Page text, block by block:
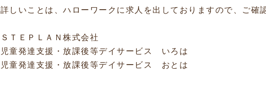
詳しいことは、ハローワークに求人を出しておりますので、ご確
ＳＴＥＰＬＡＮ株式会社
児童発達支援・放課後等デイサービス いろは
児童発達支援・放課後等デイサービス おとは